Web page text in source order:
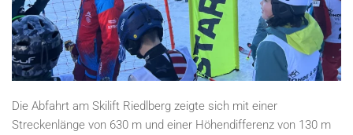
Die Abfahrt am Skilift Riedlberg zeigte sich mit einer
Streckenlänge von 630 m und einer Höhendifferenz von 130 m